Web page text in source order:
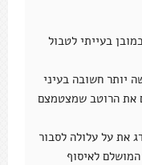
בעייתי לטבול
יותר חשובה בעיני
את הרוטב שמצטמצם
את על עלולה לסבור
לאיסוף